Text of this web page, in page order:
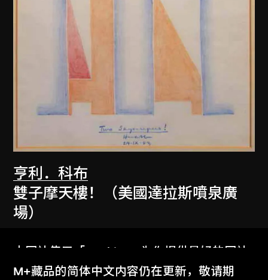
亨利．科布
雙子摩天樓！（美國達拉斯噴泉廣
場）
本网站使用「Cookies」为你提供最好的网站
体验。
M+藏品的简体中文内容仍在更新，敬请期